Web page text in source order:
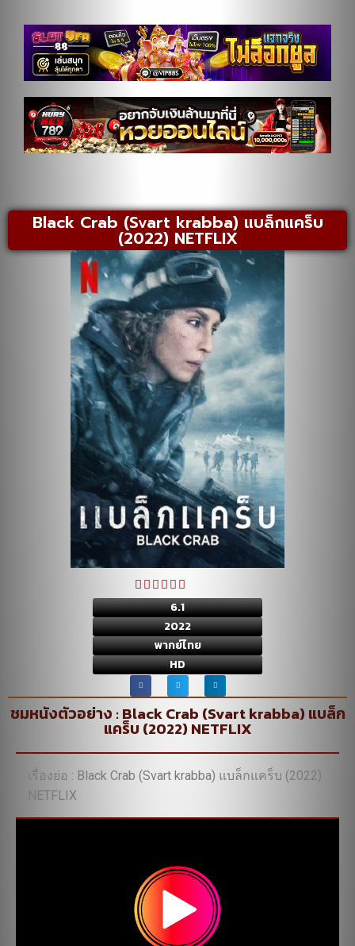
Black Crab (Svart krabba) แบล็กแคร็บ
(2022) NETFLIX
6.1
2022
พากย์ไทย
HD
ชมหนังตัวอย่าง : Black Crab (Svart krabba) แบล็ก
แคร็บ (2022) NETFLIX
เรื่องย่อ : Black Crab (Svart krabba) แบล็กแคร็บ (2022)
NETFLIX